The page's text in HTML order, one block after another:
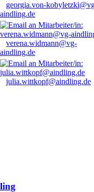
georgia.von-
aindling.de
verena.widmann@vg-
aindling.de
julia.wittkopf@aindling.de